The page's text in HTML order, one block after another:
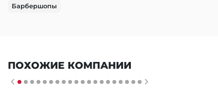
Барбершопы
ПОХОЖИЕ КОМПАНИИ